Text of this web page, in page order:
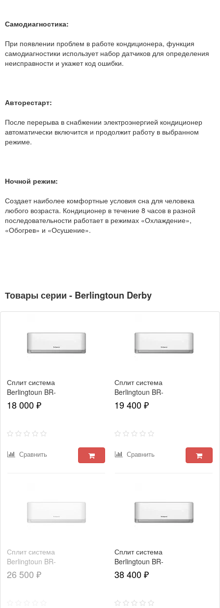
Самодиагностика:
При появлении проблем в работе кондиционера, функция
самодиагностики использует набор датчиков для определения
неисправности и укажет код ошибки.
Авторестарт:
После перерыва в снабжении электроэнергией кондиционер
автоматически включится и продолжит работу в выбранном
режиме.
Ночной режим:
Создает наиболее комфортные условия сна для человека
любого возраста. Кондиционер в течение 8 часов в разной
последовательности работает в режимах «Охлаждение»,
«Обогрев» и «Осушение».
Товары серии - Berlingtoun Derby
Сплит система
Berlingtoun BR-
07MBST1
18 000 ₽
Сравнить
Сплит система
Berlingtoun BR-
09MBST1
19 400 ₽
Сравнить
Сплит система
Berlingtoun BR-
12MBST1
26 500 ₽
Сплит система
Berlingtoun BR-
18MBST1
38 400 ₽